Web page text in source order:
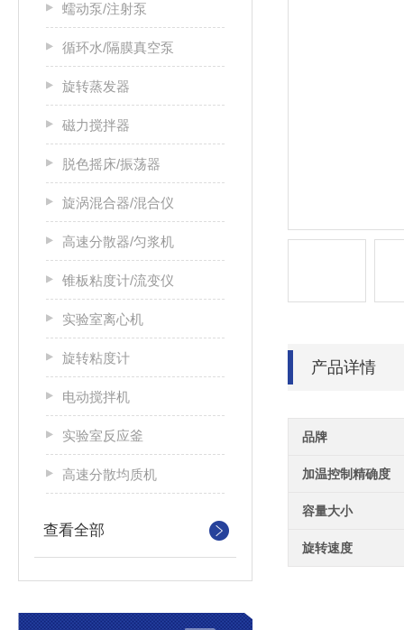
蠕动泵/注射泵
循环水/隔膜真空泵
旋转蒸发器
磁力搅拌器
脱色摇床/振荡器
旋涡混合器/混合仪
高速分散器/匀浆机
锥板粘度计/流变仪
实验室离心机
旋转粘度计
电动搅拌机
实验室反应釜
高速分散均质机
查看全部
产品详情
品牌
加温控制精确度
容量大小
旋转速度